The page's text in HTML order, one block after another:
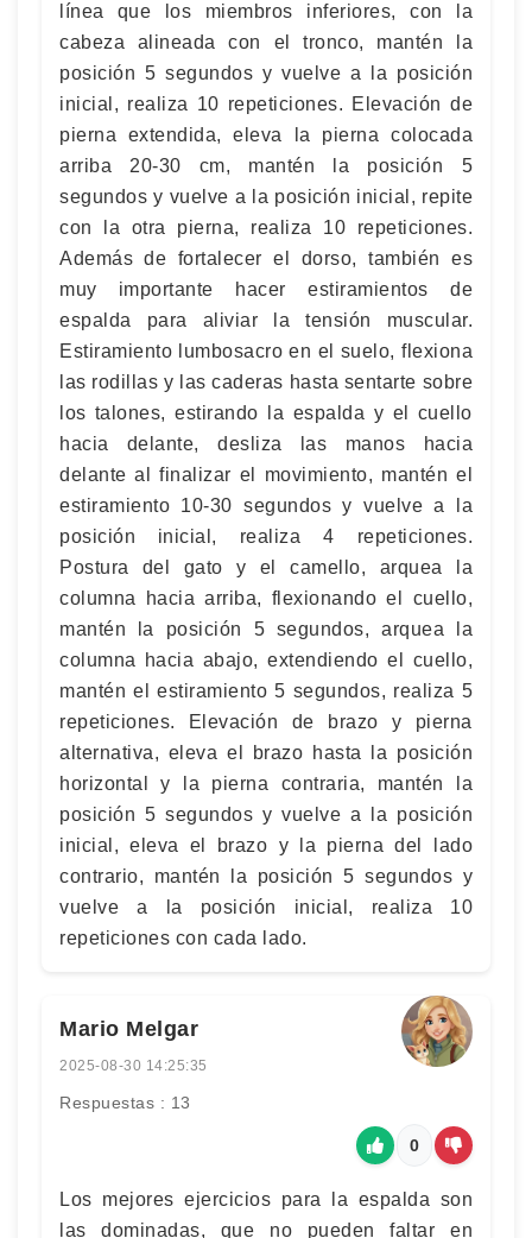
línea que los miembros inferiores, con la
cabeza alineada con el tronco, mantén la
posición 5 segundos y vuelve a la posición
inicial, realiza 10 repeticiones. Elevación de
pierna extendida, eleva la pierna colocada
arriba 20-30 cm, mantén la posición 5
segundos y vuelve a la posición inicial, repite
con la otra pierna, realiza 10 repeticiones.
Además de fortalecer el dorso, también es
muy importante hacer estiramientos de
espalda para aliviar la tensión muscular.
Estiramiento lumbosacro en el suelo, flexiona
las rodillas y las caderas hasta sentarte sobre
los talones, estirando la espalda y el cuello
hacia delante, desliza las manos hacia
delante al finalizar el movimiento, mantén el
estiramiento 10-30 segundos y vuelve a la
posición inicial, realiza 4 repeticiones.
Postura del gato y el camello, arquea la
columna hacia arriba, flexionando el cuello,
mantén la posición 5 segundos, arquea la
columna hacia abajo, extendiendo el cuello,
mantén el estiramiento 5 segundos, realiza 5
repeticiones. Elevación de brazo y pierna
alternativa, eleva el brazo hasta la posición
horizontal y la pierna contraria, mantén la
posición 5 segundos y vuelve a la posición
inicial, eleva el brazo y la pierna del lado
contrario, mantén la posición 5 segundos y
vuelve a la posición inicial, realiza 10
repeticiones con cada lado.
Mario Melgar
2025-08-30 14:25:35
Respuestas : 13
0
Los mejores ejercicios para la espalda son
las dominadas, que no pueden faltar en